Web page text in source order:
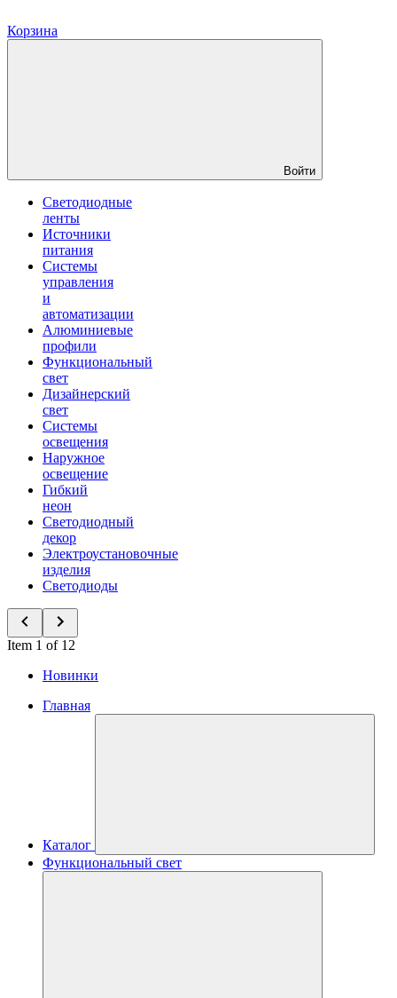
Корзина
Войти
Светодиодные
ленты
Источники
питания
Системы
управления
и
автоматизации
Алюминиевые
профили
Функциональный
свет
Дизайнерский
свет
Системы
освещения
Наружное
освещение
Гибкий
неон
Светодиодный
декор
Электроустановочные
изделия
Светодиоды
Item 1 of 12
Новинки
Главная
Каталог
Функциональный свет